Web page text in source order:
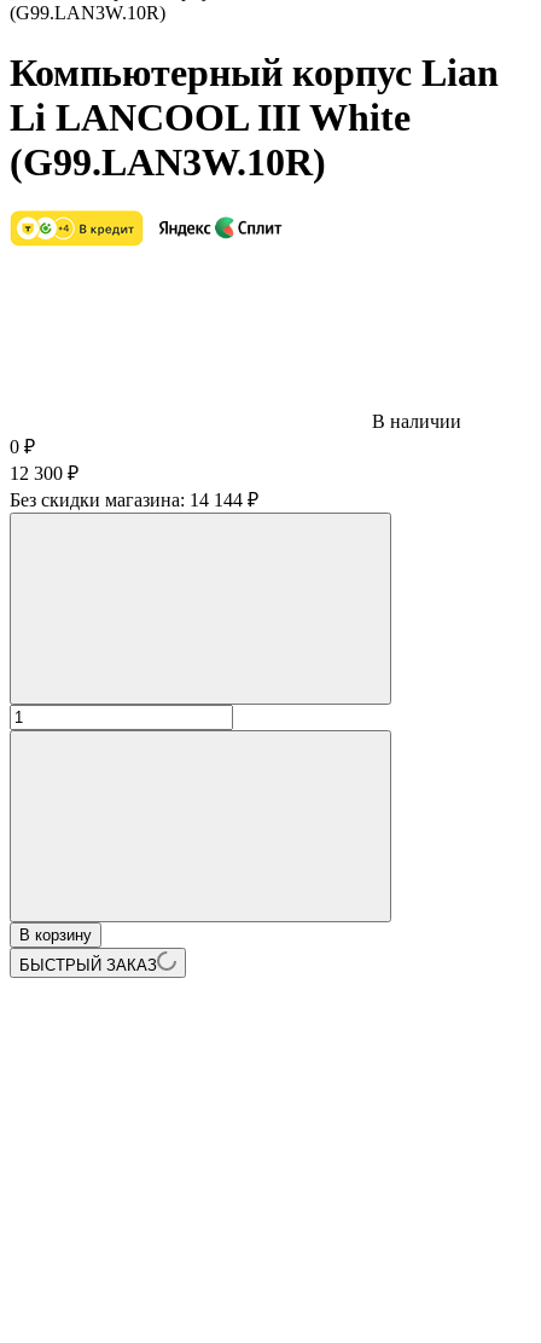
Компьютерный корпус Lian
Li LANCOOL III White
(G99.LAN3W.10R)
В наличии
0 ₽
12 300 ₽
Без скидки магазина: 14 144 ₽
В корзину
БЫСТРЫЙ ЗАКАЗ